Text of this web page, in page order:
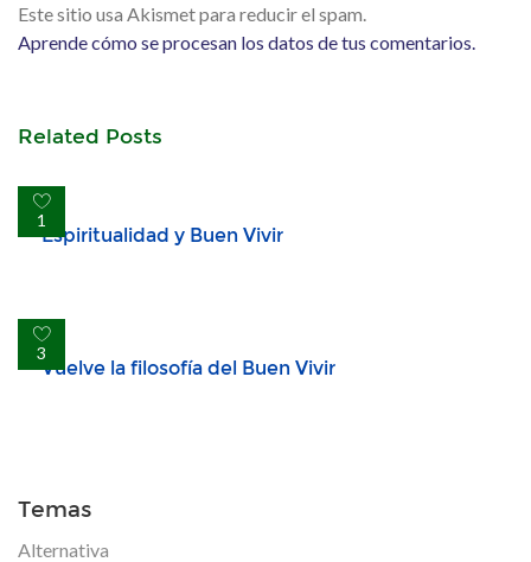
Este sitio usa Akismet para reducir el spam.
Aprende cómo se procesan los datos de tus comentarios.
Related Posts
1Espiritualidad y Buen Vivir
3Vuelve la filosofía del Buen Vivir
Temas
Alternativa